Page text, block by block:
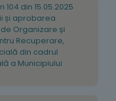
din 15.05.2025
și aprobarea
Organizare și
Recuperare,
din cadrul
a Municipiului